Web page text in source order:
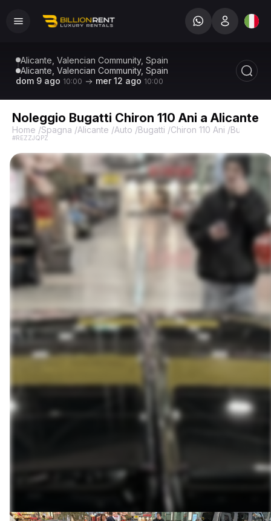
Alicante, Valencian Community, Spain
Alicante, Valencian Community, Spain
dom 9 ago 10:00 mer 12 ago 10:00
Noleggio Bugatti Chiron 110 Ani a Alicante
Home /Spagna /Alicante /Auto /Bugatti /Chiron 110 Ani /Bugatti
#REZZJQPZ